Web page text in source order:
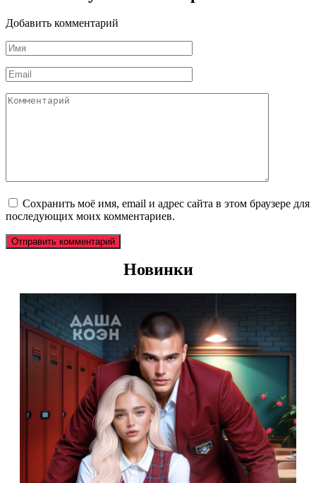
Добавить комментарий
Имя
*
Email
*
Комментарий
Сохранить моё имя, email и адрес сайта в этом браузере для
последующих моих комментариев.
Новинки